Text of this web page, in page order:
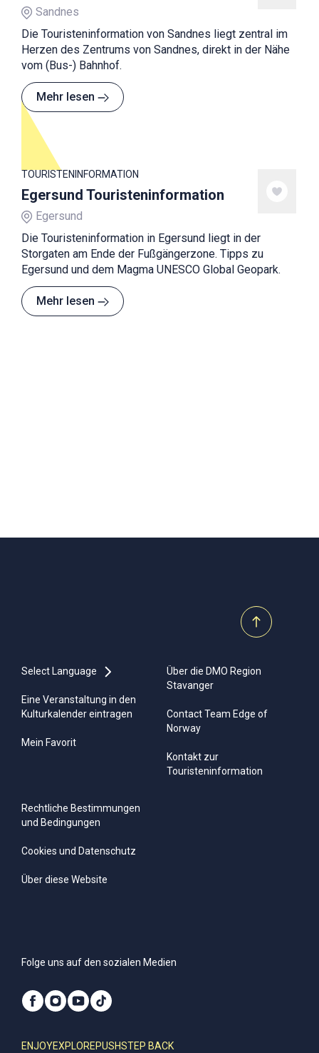
Sandnes
Die Touristeninformation von Sandnes liegt zentral im
Herzen des Zentrums von Sandnes, direkt in der Nähe
vom (Bus-) Bahnhof.
Mehr lesen
TOURISTENINFORMATION
Egersund Touristeninformation
Egersund
Die Touristeninformation in Egersund liegt in der
Storgaten am Ende der Fußgängerzone. Tipps zu
Egersund und dem Magma UNESCO Global Geopark.
Mehr lesen
Select Language
Eine Veranstaltung in den
Kulturkalender eintragen
Mein Favorit
Über die DMO Region
Stavanger
Contact Team Edge of
Norway
Kontakt zur
Touristeninformation
Rechtliche Bestimmungen
und Bedingungen
Cookies und Datenschutz
Über diese Website
Folge uns auf den sozialen Medien
ENJOYEXPLOREPUSHSTEP BACK